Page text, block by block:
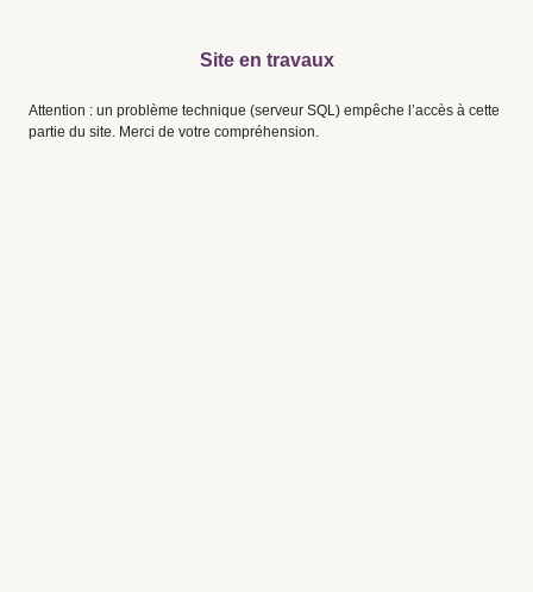
Site en travaux
Attention : un problème technique (serveur SQL) empêche l’accès à cette
partie du site. Merci de votre compréhension.